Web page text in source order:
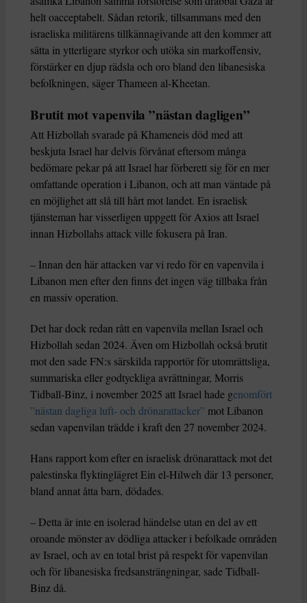
helt oacceptabelt. Sådan retorik, tillsammans med den
israeliska militärens tillkännagivande att den kommer att
sätta in ytterligare styrkor och utöka sin markoffensiv,
förstärker en djup rädsla och oro bland den libanesiska
befolkningen, säger Thameen al-Kheetan.
Brutit mot vapenvila ”nästan dagligen”
Att Hizbollah svarade på Khameneis död med att
beskjuta Israel har delvis förvånat eftersom många
bedömare pekar på att Israel har förberett sig för en mer
omfattande operation i Libanon, och att man väntade på
en möjlighet att slå till hårt mot landet. En israelisk
tjänsteman har visserligen uppgett för Axios att Israel
innan Hizbollahs attack ville fokusera på Iran.
– Innan den här attacken var vi redo för en vapenvila i
Libanon men efter den finns det ingen väg tillbaka från
en massiv operation.
Det har dock redan rått en vapenvila mellan Israel och
Hizbollah sedan 2024. Även om Hizbollah också brutit
mot den sade FN:s särskilda rapportör för utomrättsliga,
summariska eller godtyckliga avrättningar, Morris
Tidball-Binz, i november 2025 att Israel hade genomfört
”nästan dagliga luft- och drönarattacker” mot Libanon
sedan vapenvilan trädde i kraft den 27 november 2024.
Hans rapport kom efter en israelisk drönarattack mot det
palestinska flyktinglägret Ein el-Hilweh där 13 personer,
bland annat åtta barn, dödades.
– Detta är inte en isolerad händelse utan en del av ett
oroande mönster av dödliga attacker i befolkade områden
av Israel, och av en total brist på respekt för vapenvilan
och för libanesiska fredsansträngningar, sade Tidball-
Binz då.